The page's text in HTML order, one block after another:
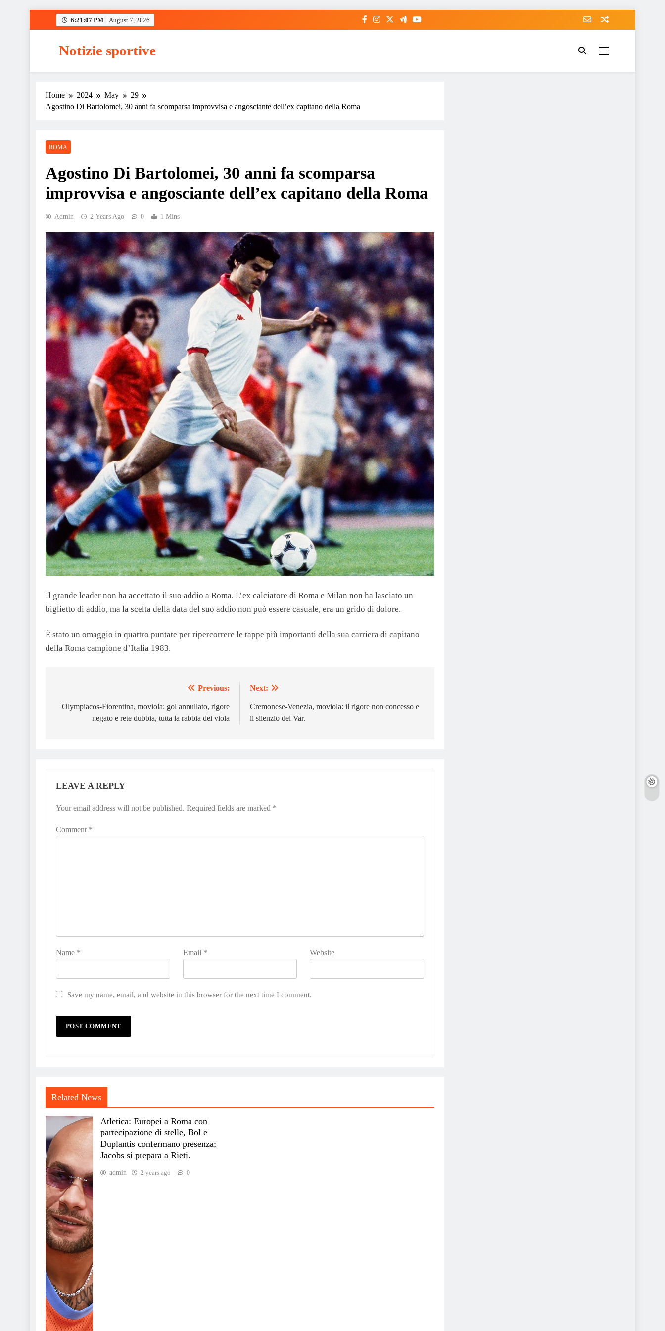
6:21:08 PM August 7, 2026
Notizie sportive
Home 2024 May
29
Agostino Di Bartolomei, 30 anni fa scomparsa improvvisa e angosciante dell’ex capitano della Roma
ROMA
Agostino Di Bartolomei, 30 anni fa scomparsa
improvvisa e angosciante dell’ex capitano della Roma
Admin 2 Years Ago 0 1 Mins
Il grande leader non ha accettato il suo addio a Roma. L’ex calciatore di Roma e Milan non ha lasciato un
biglietto di addio, ma la scelta della data del suo addio non può essere casuale, era un grido di dolore.
È stato un omaggio in quattro puntate per ripercorrere le tappe più importanti della sua carriera di capitano
della Roma campione d’Italia 1983.
navigation
Previous:
Olympiacos-Fiorentina, moviola: gol annullato, rigore
negato e rete dubbia, tutta la rabbia dei viola
Next:
Cremonese-Venezia, moviola: il rigore non concesso e
il silenzio del Var.
LEAVE A REPLY
Your email address will not be published. Required fields are marked *
Comment *
Name * Email * Website
Save my name, email, and website in this browser for the next time I comment.
Related News
Atletica: Europei a Roma con
partecipazione di stelle, Bol e
Duplantis confermano presenza;
Jacobs si prepara a Rieti.
admin 2 years ago 0